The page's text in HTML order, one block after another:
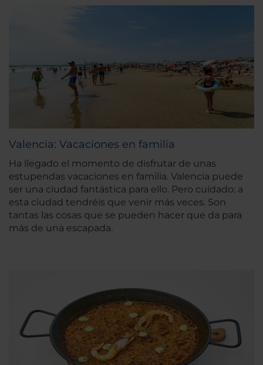
Valencia: Vacaciones en familia
Ha llegado el momento de disfrutar de unas
estupendas vacaciones en familia. Valencia puede
ser una ciudad fantástica para ello. Pero cuidado: a
esta ciudad tendréis que venir más veces. Son
tantas las cosas que se pueden hacer que da para
más de una escapada.